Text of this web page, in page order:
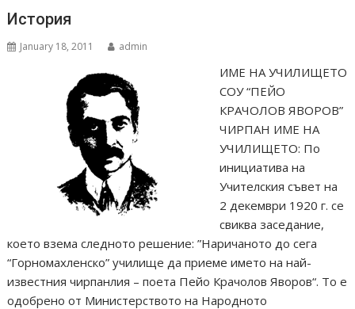
История
January 18, 2011 admin
ИМЕ НА УЧИЛИЩЕТО
СОУ “ПЕЙО
КРАЧОЛОВ ЯВОРОВ”
ЧИРПАН ИМЕ НА
УЧИЛИЩЕТО: По
инициатива на
Учителския съвет на
2 декември 1920 г. се
свиква заседание,
което взема следното решение: ”Наричаното до сега
“Горномахленско” училище да приеме името на най-
известния чирпанлия – поета Пейо Крачолов Яворов“. То е
одобрено от Министерството на Народното